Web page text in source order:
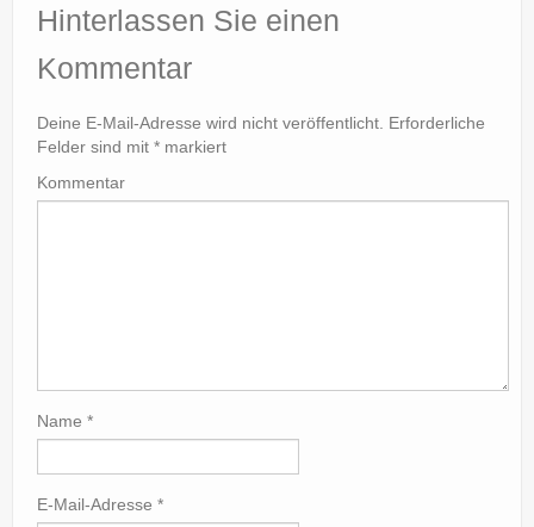
Hinterlassen Sie einen
Kommentar
Deine E-Mail-Adresse wird nicht veröffentlicht. Erforderliche
Felder sind mit * markiert
Kommentar
Name *
E-Mail-Adresse *